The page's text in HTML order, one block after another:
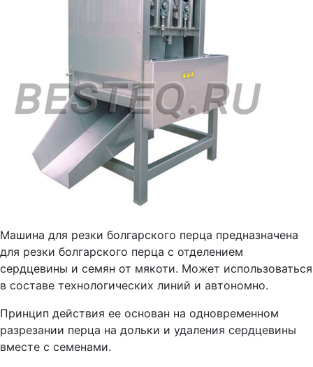
Машина для резки болгарского перца предназначена
для резки болгарского перца с отделением
сердцевины и семян от мякоти. Может использоваться
в составе технологических линий и автономно.
Принцип действия ее основан на одновременном
разрезании перца на дольки и удаления сердцевины
вместе с семенами.